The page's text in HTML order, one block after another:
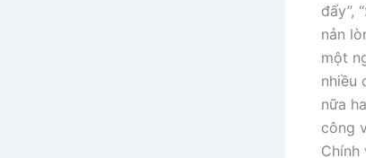
đấy”,
nản
một
nhiều
nữa
công